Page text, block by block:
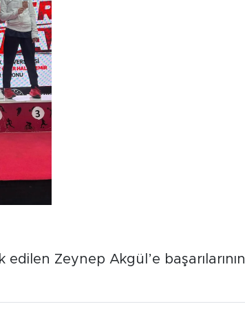
Zeynep Akgül’e başarılarının